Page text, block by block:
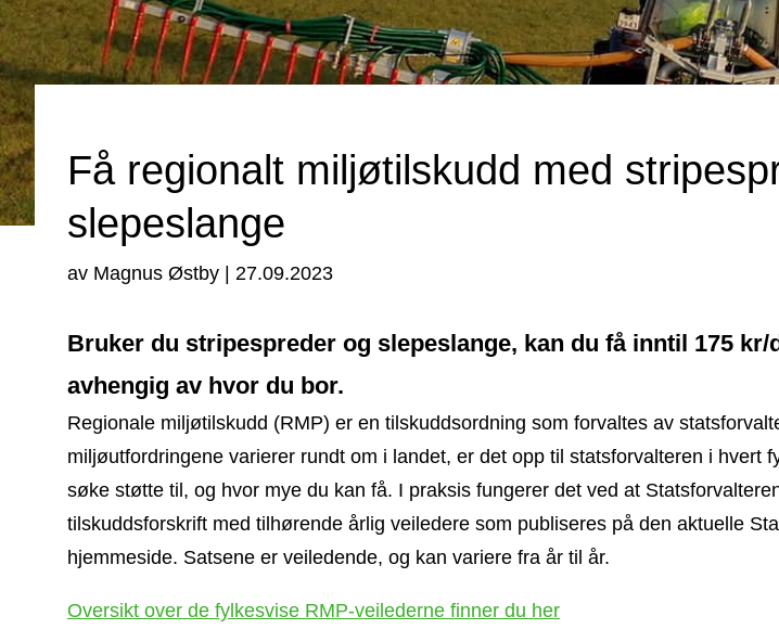
Få regionalt miljøtilskudd med
slepeslange
av Magnus Østby 27.09.2023
Bruker du stripespreder og slepeslange, kan du få inntil 175
avhengig av hvor du bor.
Regionale miljøtilskudd (RMP) er en tilskuddsordning som forvaltes av
miljøutfordringene varierer rundt om i landet, er det opp til statsforvalteren i hvert
søke støtte til, og hvor mye du kan få. I praksis fungerer det ved at
tilskuddsforskrift med tilhørende årlig veiledere som publiseres på den aktuelle
hjemmeside. Satsene er veiledende, og kan variere fra år til år.
Oversikt over de fylkesvise RMP-veilederne finner du her